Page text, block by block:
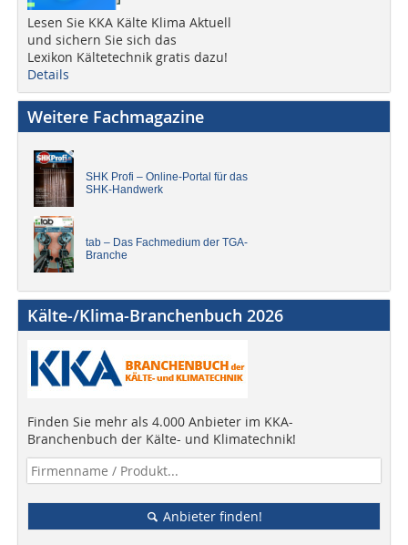
Lesen Sie KKA Kälte Klima Aktuell
und sichern Sie sich das
Lexikon Kältetechnik gratis dazu!
Details
Weitere Fachmagazine
SHK Profi – Online-Portal für das
SHK-Handwerk
tab – Das Fachmedium der TGA-
Branche
Kälte-/Klima-Branchenbuch 2026
Finden Sie mehr als 4.000 Anbieter im KKA-
Branchenbuch der Kälte- und Klimatechnik!
Anbieter finden!